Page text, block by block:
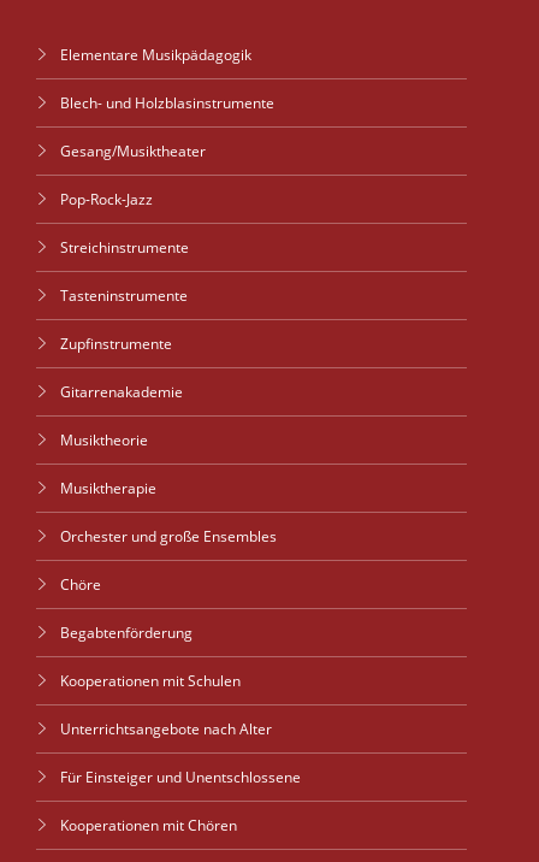
Elementare Musikpädagogik
Blech- und Holzblasinstrumente
Gesang/Musiktheater
Pop-Rock-Jazz
Streichinstrumente
Tasteninstrumente
Zupfinstrumente
Gitarrenakademie
Musiktheorie
Musiktherapie
Orchester und große Ensembles
Chöre
Begabtenförderung
Kooperationen mit Schulen
Unterrichtsangebote nach Alter
Für Einsteiger und Unentschlossene
Kooperationen mit Chören